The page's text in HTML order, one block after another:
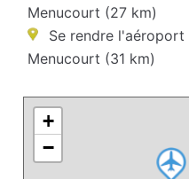
Menucourt (27 km)
Se rendre l'aéroport
Menucourt (31 km)
+
−